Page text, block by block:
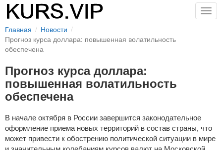
Главная
Новости
Прогноз курса доллара: повышенная волатильность
обеспечена
Прогноз курса доллара:
повышенная волатильность
обеспечена
В начале октября в России завершится законодательное
оформление приема новых территорий в состав страны, что
может привести к обострению политической ситуации в мире